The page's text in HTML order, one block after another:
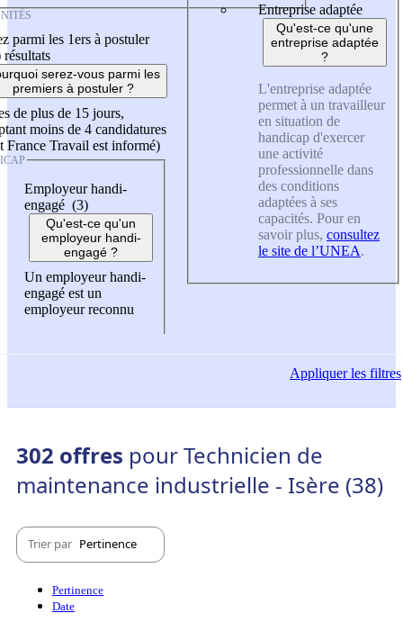
parmi les 1ers à postuler
résultats
serez-vous parmi les
premiers à postuler ?
de plus de 15 jours,
moins de 4 candidatures
France Travail est informé)
Employeur handi-
engagé (3)
Qu'est-ce qu'un
employeur handi-
engagé ?
Un employeur handi-
engagé est un
employeur reconnu
Entreprise adaptée
Qu'est-ce qu'une
entreprise adaptée
?
L'entreprise adaptée
permet à un travailleur
en situation de
handicap d'exercer
une activité
professionnelle dans
des conditions
adaptées à ses
capacités. Pour en
savoir plus, consultez
le site de l’UNEA.
Appliquerles filtres
302 offres pour Technicien de
maintenance industrielle - Isère (38)
Trier par Pertinence
Pertinence
Date